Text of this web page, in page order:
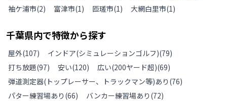
袖ケ浦市(2) 富津市(1) 匝瑳市(1) 大網白里市(1)
千葉県内で特徴から探す
屋外(107) インドア(シミュレーションゴルフ)(79)
打ち放題(97) 安い(120) 広い(200ヤード超)(69)
弾道測定器(トップレーサー、トラックマン等)あり (76)
パター練習場あり (66) バンカー練習場あり (72)